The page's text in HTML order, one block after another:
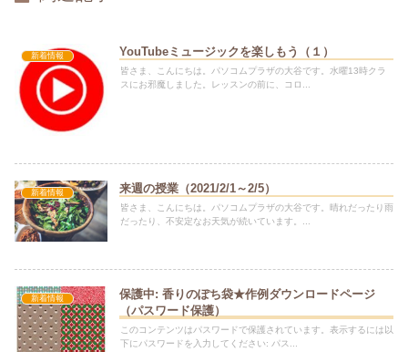
新着情報 YouTubeミュージックを楽しもう（１）
皆さま、こんにちは。パソコムプラザの大谷です。水曜13時クラ
スにお邪魔しました。レッスンの前に、コロ...
新着情報 来週の授業（2021/2/1～2/5）
皆さま、こんにちは。パソコムプラザの大谷です。晴れだったり雨
だったり、不安定なお天気が続いています。...
新着情報
保護中: 香りのぽち袋★作例ダウンロードページ
（パスワード保護）
このコンテンツはパスワードで保護されています。表示するには以
下にパスワードを入力してください: パス...